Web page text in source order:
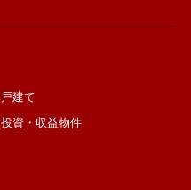
戸建て
投資・収益物件